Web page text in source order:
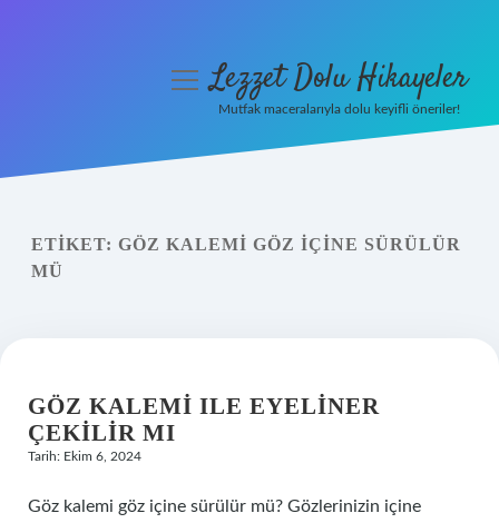
Yasal Uyarı
menüyüLezzet Dolu Hikayeler
Mutfak maceralarıyla dolu keyifli öneriler!
ETIKET: GÖZ KALEMI GÖZ IÇINE SÜRÜLÜR
MÜ
GÖZ KALEMI ILE EYELINER
ÇEKILIR MI
Tarih: Ekim 6, 2024
Göz kalemi göz içine sürülür mü? Gözlerinizin içine